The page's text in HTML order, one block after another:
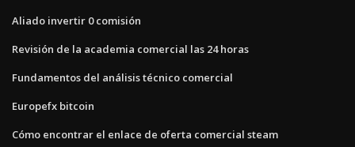
Aliado invertir 0 comisión
Revisión de la academia comercial las 24 horas
Fundamentos del análisis técnico comercial
Europefx bitcoin
Cómo encontrar el enlace de oferta comercial steam